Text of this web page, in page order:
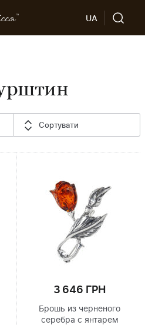
UA
Сортувати
3 646 ГРН
Брошь из черненого
серебра с янтарем